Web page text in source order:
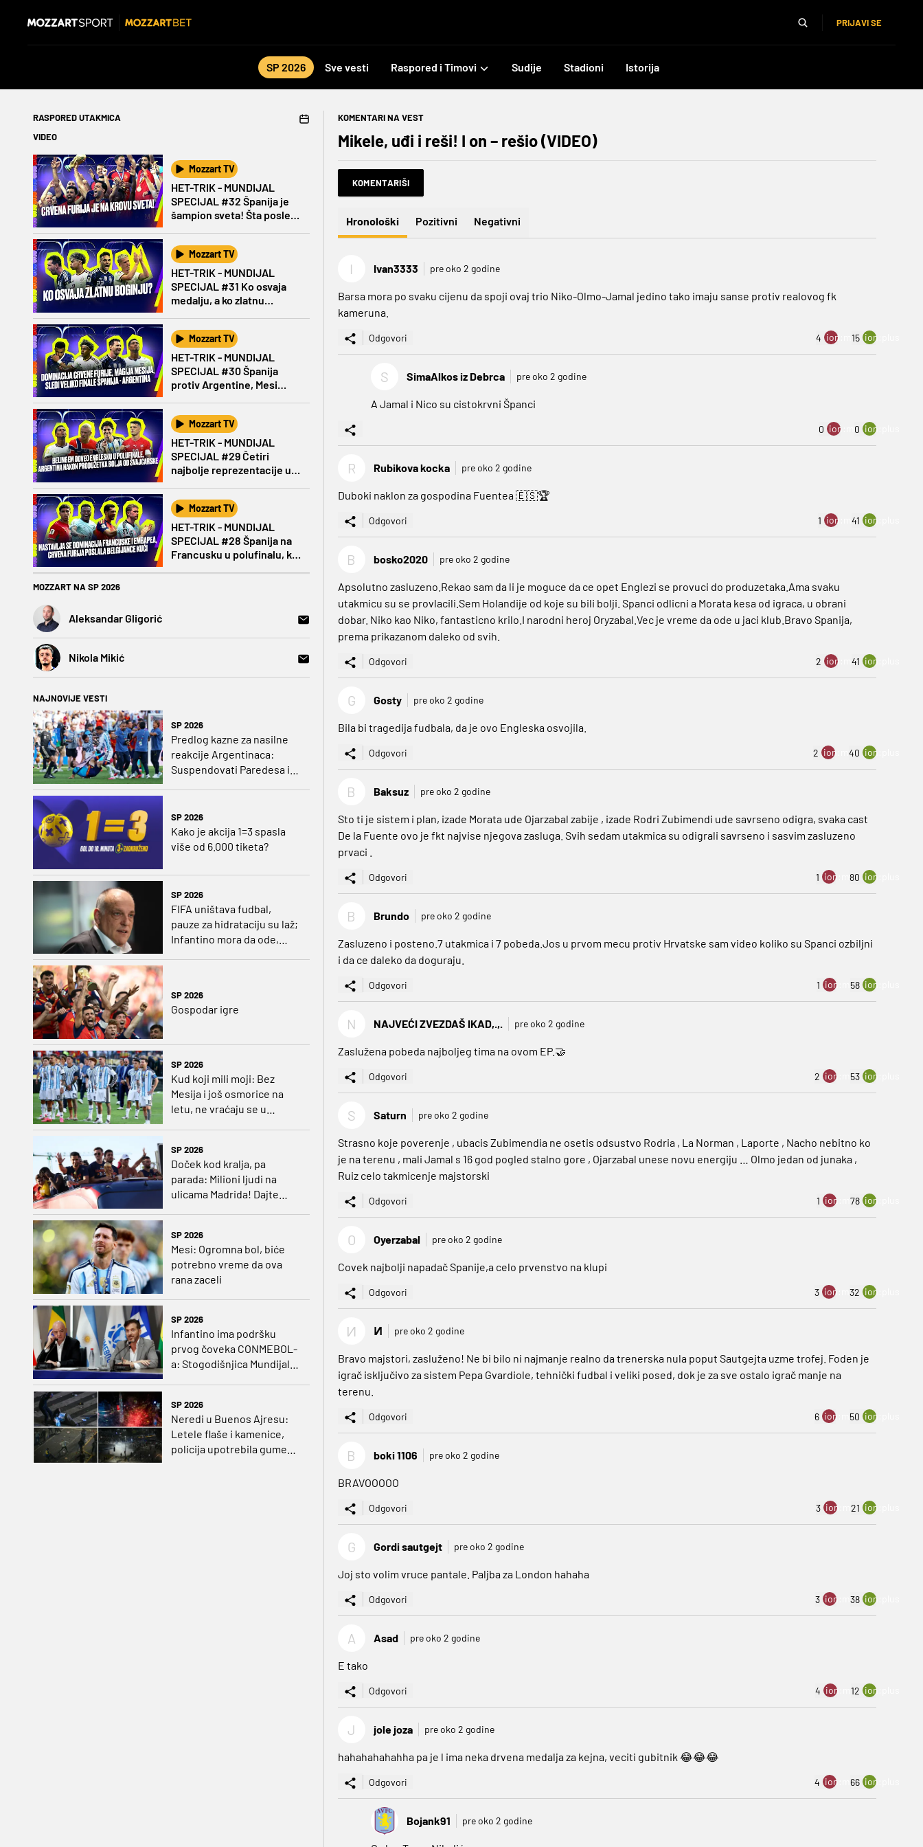
PRIJAVI SE
SP 2026 Sve vesti Raspored i Timovi Sudije Stadioni Istorija
RASPORED UTAKMICA
VIDEO
Mozzart TV
HET-TRIK - MUNDIJAL
SPECIJAL #32 Španija je
šampion sveta! Šta posle
Mozzart TV
HET-TRIK - MUNDIJAL
SPECIJAL #31 Ko osvaja
medalju, a ko zlatnu
Mozzart TV
HET-TRIK - MUNDIJAL
SPECIJAL #30 Španija
protiv Argentine, Mesi
Mozzart TV
HET-TRIK - MUNDIJAL
SPECIJAL #29 Četiri
najbolje reprezentacije u
Mozzart TV
HET-TRIK - MUNDIJAL
SPECIJAL #28 Španija na
Francusku u polufinalu, ko
MOZZART NA SP 2026
Aleksandar Gligorić
Nikola Mikić
NAJNOVIJE VESTI
SP 2026
Predlog kazne za nasilne
reakcije Argentinaca:
Suspendovati Paredesa i
SP 2026
Kako je akcija 1=3 spasla
više od 6.000 tiketa?
SP 2026
FIFA uništava fudbal,
pauze za hidrataciju su laž;
Infantino mora da ode,
SP 2026
Gospodar igre
SP 2026
Kud koji mili moji: Bez
Mesija i još osmorice na
letu, ne vraćaju se u
SP 2026
Doček kod kralja, pa
parada: Milioni ljudi na
ulicama Madrida! Dajte
SP 2026
Mesi: Ogromna bol, biće
potrebno vreme da ova
rana zaceli
SP 2026
Infantino ima podršku
prvog čoveka CONMEBOL-
a: Stogodišnjica Mundijala
SP 2026
Neredi u Buenos Ajresu:
Letele flaše i kamenice,
policija upotrebila gumene
KOMENTARI NA VEST
Mikele, uđi i reši! I on – rešio (VIDEO)
KOMENTARIŠI
Hronološki Pozitivni Negativni
I Ivan3333 pre oko 2 godine
Barsa mora po svaku cijenu da spoji ovaj trio Niko-Olmo-Jamal jedino tako imaju sanse protiv realovog fk
kameruna.
Odgovori 4 ion:minus
15 ion:plus
S SimaAlkos iz Debrca pre oko 2 godine
A Jamal i Nico su cistokrvni Španci
0 ion:minus
0 ion:plus
R Rubikova kocka pre oko 2 godine
Duboki naklon za gospodina Fuentea 🇪🇸🏆
Odgovori 1 ion:minus
41 ion:plus
B bosko2020 pre oko 2 godine
Apsolutno zasluzeno.Rekao sam da li je moguce da ce opet Englezi se provuci do produzetaka.Ama svaku
utakmicu su se provlacili.Sem Holandije od koje su bili bolji. Spanci odlicni a Morata kesa od igraca, u obrani
dobar. Niko kao Niko, fantasticno krilo.I narodni heroj Oryzabal.Vec je vreme da ode u jaci klub.Bravo Spanija,
prema prikazanom daleko od svih.
Odgovori 2 ion:minus
41 ion:plus
G Gosty pre oko 2 godine
Bila bi tragedija fudbala, da je ovo Engleska osvojila.
Odgovori 2 ion:minus
40 ion:plus
B Baksuz pre oko 2 godine
Sto ti je sistem i plan, izade Morata ude Ojarzabal zabije , izade Rodri Zubimendi ude savrseno odigra, svaka cast
De la Fuente ovo je fkt najvise njegova zasluga. Svih sedam utakmica su odigrali savrseno i sasvim zasluzeno
prvaci .
Odgovori 1 ion:minus
80 ion:plus
B Brundo pre oko 2 godine
Zasluzeno i posteno.7 utakmica i 7 pobeda.Jos u prvom mecu protiv Hrvatske sam video koliko su Spanci ozbiljni
i da ce daleko da doguraju.
Odgovori 1 ion:minus
58 ion:plus
N NAJVEĆI ZVEZDAŠ IKAD,.,. pre oko 2 godine
Zaslužena pobeda najboljeg tima na ovom EP.🤝
Odgovori 2 ion:minus
53 ion:plus
S Saturn pre oko 2 godine
Strasno koje poverenje , ubacis Zubimendia ne osetis odsustvo Rodria , La Norman , Laporte , Nacho nebitno ko
je na terenu , mali Jamal s 16 god pogled stalno gore , Ojarzabal unese novu energiju … Olmo jedan od junaka ,
Ruiz celo takmicenje majstorski
Odgovori 1 ion:minus
78 ion:plus
O Oyerzabal pre oko 2 godine
Covek najbolji napadač Spanije,a celo prvenstvo na klupi
Odgovori 3 ion:minus
32 ion:plus
И И pre oko 2 godine
Bravo majstori, zasluženo! Ne bi bilo ni najmanje realno da trenerska nula poput Sautgejta uzme trofej. Foden je
igrač isključivo za sistem Pepa Gvardiole, tehnički fudbal i veliki posed, dok je za sve ostalo igrač manje na
terenu.
Odgovori 6 ion:minus
50 ion:plus
B boki 1106 pre oko 2 godine
BRAVOOOOO
Odgovori 3 ion:minus
21 ion:plus
G Gordi sautgejt pre oko 2 godine
Joj sto volim vruce pantale. Paljba za London hahaha
Odgovori 3 ion:minus
38 ion:plus
A Asad pre oko 2 godine
E tako
Odgovori 4 ion:minus
12 ion:plus
J jole joza pre oko 2 godine
hahahahahahha pa je l ima neka drvena medalja za kejna, veciti gubitnik 😂😂😂
Odgovori 4 ion:minus
66 ion:plus
Bojank91 pre oko 2 godine